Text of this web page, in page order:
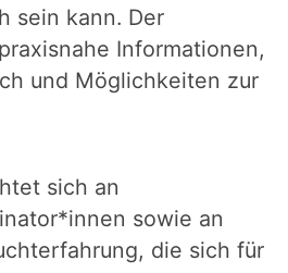
sein kann. Der
Informationen,
und Möglichkeiten zur
sich an
sowie an
die sich für